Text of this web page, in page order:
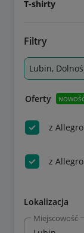
T-shirty
Filtry
Lubin,
Oferty
z Allegro
z
Lokalizacja
Miejscowość